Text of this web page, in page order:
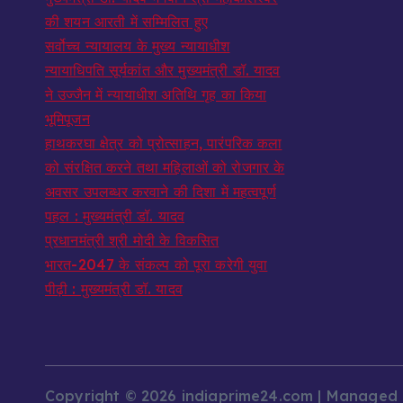
की शयन आरती में सम्मिलित हुए
सर्वोच्च न्यायालय के मुख्‍य न्‍यायाधीश
न्यायाधिपति सूर्यकांत और मुख्यमंत्री डॉ. यादव
ने उज्जैन में न्यायाधीश अतिथि गृह का किया
भूमिपूजन
हाथकरघा क्षेत्र को प्रोत्साहन, पारंपरिक कला
को संरक्षित करने तथा महिलाओं को रोजगार के
अवसर उपलब्धर करवाने की दिशा में महत्वपूर्ण
पहल : मुख्यमंत्री डॉ. यादव
प्रधानमंत्री श्री मोदी के विकसित
भारत-2047 के संकल्प को पूरा करेगी युवा
पीढ़ी : मुख्यमंत्री डॉ. यादव
Copyright © 2026 indiaprime24.com | Managed